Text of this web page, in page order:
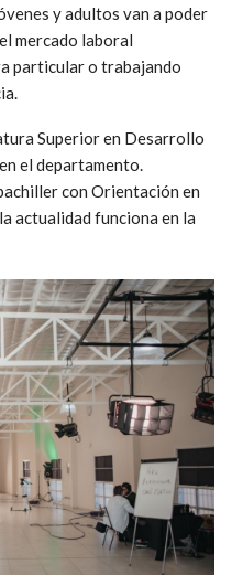
y adultos van a poder
mercado laboral
particular o trabajando
Superior en Desarrollo
el departamento.
con Orientación en
actualidad funciona en la